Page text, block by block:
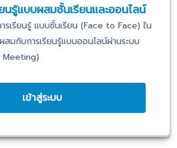
นรู้แบบผสมชั้นเรียนและออนไลน์
รเรียนรู้ แบบชั้นเรียน (Face to Face) ใน
สมกับการเรียนรู้แบบออนไลน์ผ่านระบบ
Meeting)
เข้าสู่ระบบ